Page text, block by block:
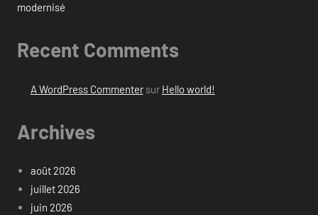
modernisé
Recent Comments
A WordPress Commentersur Hello world!
Archives
août 2026
juillet 2026
juin 2026